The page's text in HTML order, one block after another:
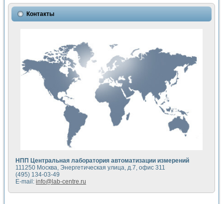
Контакты
НПП Центральная лаборатория автоматизации измерений
111250 Москва, Энергетическая улица, д.7, офис 311
(495) 134-03-49
E-mail: info@lab-centre.ru